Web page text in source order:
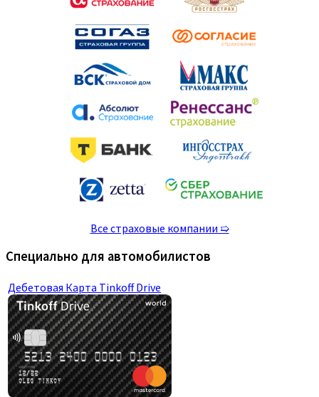
Все страховые компании ➯
Специально для автомобилистов
Дебетовая Карта Tinkoff Drive